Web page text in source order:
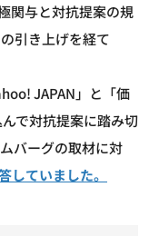
関与と対抗提案の規
引き上げを経て
JAPAN」と「価
で対抗提案に踏み切
バーグの取材に対
していました。